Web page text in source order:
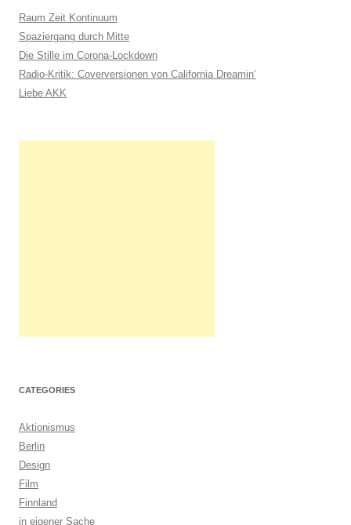
n
n
a
c
h
Raum Zeit Kontinuum
Spaziergang durch Mitte
Die Stille im Corona-Lockdown
Radio-Kritik: Coverversionen von California Dreamin‘
Liebe AKK
CATEGORIES
Aktionismus
Berlin
Design
Film
Finnland
in eigener Sache